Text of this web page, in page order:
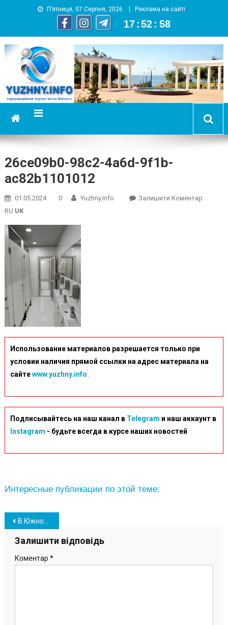
П’ятниця, 07 Серпня, 2026 Реклама на сайті
17 :52 : 59
YUZHNY.INFO
информационный портал города Южный
26ce09b0-98c2-4a6d-9f1b-
ac82b1101012
01.05.2024 0 Yuzhny.info Залишити КоментарOn
RU UK
Использование материалов разрешается только при
условии наличия прямой ссылки на адрес материала на
сайтеwww.yuzhny.info.
Подписывайтесь на наш канал в Telegram и наш аккаунт в
Instagram - будьте всегда в курсе наших новостей
Интересные публикации по этой теме:
Навігація
записів
В Южному відкрився “дзеркальний туалет”
Залишити відповідь
Коментар *